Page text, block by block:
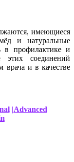
имеющиеся
и натуральные
в профилактике и
этих соединений
врача и в качестве
|Advanced